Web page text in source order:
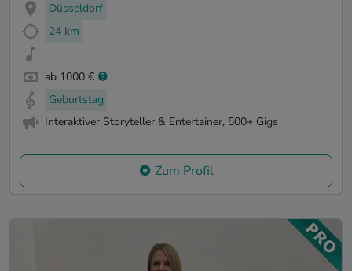
Düsseldorf
24 km
ab 1000 €
Geburtstag
Interaktiver Storyteller & Entertainer, 500+ Gigs
Zum Profil